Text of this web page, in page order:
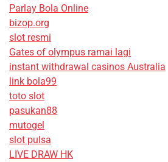
Parlay Bola Online
bizop.org
slot resmi
Gates of olympus ramai lagi
instant withdrawal casinos Australia
link bola99
toto slot
pasukan88
mutogel
slot pulsa
LIVE DRAW HK